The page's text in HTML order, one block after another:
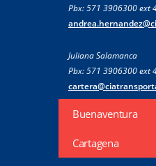
Pbx: 571 3906300 ext
Juliana Salamanca
Pbx: 571 3906300 ext
Buenaventura
Cartagena